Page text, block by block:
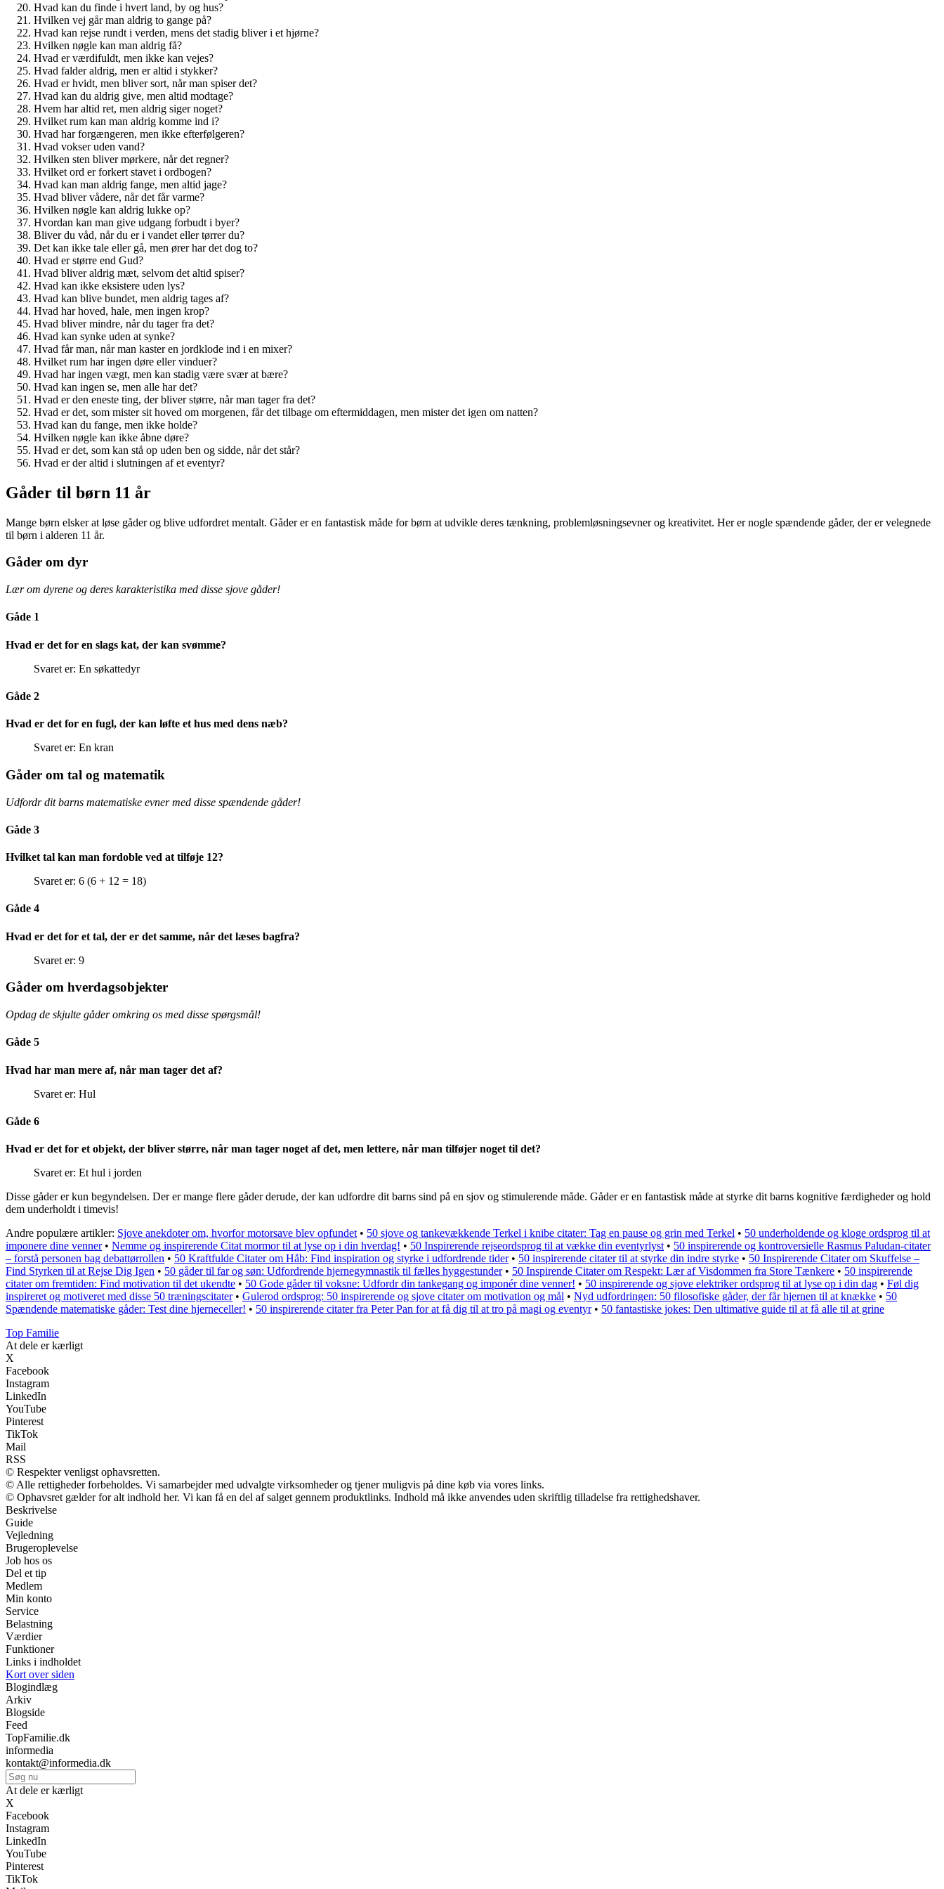
Hvad kan du finde i hvert land, by og hus?
Hvilken vej går man aldrig to gange på?
Hvad kan rejse rundt i verden, mens det stadig bliver i et hjørne?
Hvilken nøgle kan man aldrig få?
Hvad er værdifuldt, men ikke kan vejes?
Hvad falder aldrig, men er altid i stykker?
Hvad er hvidt, men bliver sort, når man spiser det?
Hvad kan du aldrig give, men altid modtage?
Hvem har altid ret, men aldrig siger noget?
Hvilket rum kan man aldrig komme ind i?
Hvad har forgængeren, men ikke efterfølgeren?
Hvad vokser uden vand?
Hvilken sten bliver mørkere, når det regner?
Hvilket ord er forkert stavet i ordbogen?
Hvad kan man aldrig fange, men altid jage?
Hvad bliver vådere, når det får varme?
Hvilken nøgle kan aldrig lukke op?
Hvordan kan man give udgang forbudt i byer?
Bliver du våd, når du er i vandet eller tørrer du?
Det kan ikke tale eller gå, men ører har det dog to?
Hvad er større end Gud?
Hvad bliver aldrig mæt, selvom det altid spiser?
Hvad kan ikke eksistere uden lys?
Hvad kan blive bundet, men aldrig tages af?
Hvad har hoved, hale, men ingen krop?
Hvad bliver mindre, når du tager fra det?
Hvad kan synke uden at synke?
Hvad får man, når man kaster en jordklode ind i en mixer?
Hvilket rum har ingen døre eller vinduer?
Hvad har ingen vægt, men kan stadig være svær at bære?
Hvad kan ingen se, men alle har det?
Hvad er den eneste ting, der bliver større, når man tager fra det?
Hvad er det, som mister sit hoved om morgenen, får det tilbage om eftermiddagen, men mister det igen om natten?
Hvad kan du fange, men ikke holde?
Hvilken nøgle kan ikke åbne døre?
Hvad er det, som kan stå op uden ben og sidde, når det står?
Hvad er der altid i slutningen af et eventyr?
Gåder til børn 11 år
Mange børn elsker at løse gåder og blive udfordret mentalt. Gåder er en fantastisk måde for børn at udvikle deres tænkning, problemløsningsevner og kreativitet. Her er nogle spændende gåder, der er velegnede
til børn i alderen 11 år.
Gåder om dyr
Lær om dyrene og deres karakteristika med disse sjove gåder!
Gåde 1
Hvad er det for en slags kat, der kan svømme?
Svaret er: En søkattedyr
Gåde 2
Hvad er det for en fugl, der kan løfte et hus med dens næb?
Svaret er: En kran
Gåder om tal og matematik
Udfordr dit barns matematiske evner med disse spændende gåder!
Gåde 3
Hvilket tal kan man fordoble ved at tilføje 12?
Svaret er: 6 (6 + 12 = 18)
Gåde 4
Hvad er det for et tal, der er det samme, når det læses bagfra?
Svaret er: 9
Gåder om hverdagsobjekter
Opdag de skjulte gåder omkring os med disse spørgsmål!
Gåde 5
Hvad har man mere af, når man tager det af?
Svaret er: Hul
Gåde 6
Hvad er det for et objekt, der bliver større, når man tager noget af det, men lettere, når man tilføjer noget til det?
Svaret er: Et hul i jorden
Disse gåder er kun begyndelsen. Der er mange flere gåder derude, der kan udfordre dit barns sind på en sjov og stimulerende måde. Gåder er en fantastisk måde at styrke dit barns kognitive færdigheder og hold
dem underholdt i timevis!
Andre populære artikler: Sjove anekdoter om, hvorfor motorsave blev opfundet • 50 sjove og tankevækkende Terkel i knibe citater: Tag en pause og grin med Terkel • 50 underholdende og kloge ordsprog til at
imponere dine venner• Nemme og inspirerende Citat mormor til at lyse op i din hverdag! • 50 Inspirerende rejseordsprog til at vække din eventyrlyst • 50 inspirerende og kontroversielle Rasmus Paludan-citater
– forstå personen bag debattørrollen • 50 Kraftfulde Citater om Håb: Find inspiration og styrke i udfordrende tider• 50 inspirerende citater til at styrke din indre styrke • 50 Inspirerende Citater om Skuffelse –
Find Styrken til at Rejse Dig Igen • 50 gåder til far og søn: Udfordrende hjernegymnastik til fælles hyggestunder• 50 Inspirende Citater om Respekt: Lær af Visdommen fra Store Tænkere • 50 inspirerende
citater om fremtiden: Find motivation til det ukendte • 50 Gode gåder til voksne: Udfordr din tankegang og imponér dine venner! • 50 inspirerende og sjove elektriker ordsprog til at lyse op i din dag • Føl dig
inspireret og motiveret med disse 50 træningscitater• Gulerod ordsprog: 50 inspirerende og sjove citater om motivation og mål • Nyd udfordringen: 50 filosofiske gåder, der får hjernen til at knække • 50
Spændende matematiske gåder: Test dine hjerneceller! • 50 inspirerende citater fra Peter Pan for at få dig til at tro på magi og eventyr• 50 fantastiske jokes: Den ultimative guide til at få alle til at grine
Top Familie
At dele er kærligt
X
Facebook
Instagram
LinkedIn
YouTube
Pinterest
TikTok
Mail
RSS
© Respekter venligst ophavsretten.
© Alle rettigheder forbeholdes. Vi samarbejder med udvalgte virksomheder og tjener muligvis på dine køb via vores links.
© Ophavsret gælder for alt indhold her. Vi kan få en del af salget gennem produktlinks. Indhold må ikke anvendes uden skriftlig tilladelse fra rettighedshaver.
Beskrivelse
Guide
Vejledning
Brugeroplevelse
Job hos os
Del et tip
Medlem
Min konto
Service
Belastning
Værdier
Funktioner
Links i indholdet
Kort over siden
Blogindlæg
Arkiv
Blogside
Feed
TopFamilie.dk
informedia
kontakt@informedia.dk
At dele er kærligt
X
Facebook
Instagram
LinkedIn
YouTube
Pinterest
TikTok